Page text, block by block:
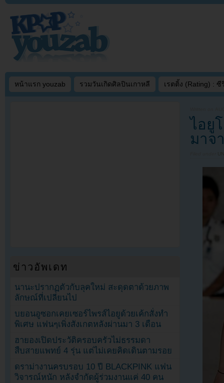
หน้าแรก youzab รวมวันเกิดศิลปินเกาหลี เรตติ้ง (Rating) : ซี
ไอยู
มาจ
ข่าวอัพเดท
นานะปรากฏตัวกับลุคใหม่ สะดุดตาด้วยภาพ
ลักษณ์ที่เปลี่ยนไป
บยอนอูซอกเคยเซอร์ไพรส์ไอยูด้วยเค้กสั่งทำ
พิเศษ แฟนๆเพิ่งสังเกตหลังผ่านมา 3 เดือน
ฮายองเปิดประวัติครอบครัวไม่ธรรมดา
สืบสายแพทย์ 4 รุ่น แต่ไม่เคยคิดเดินตามรอย
ดราม่างานครบรอบ 10 ปี BLACKPINK แฟน
วิจารณ์หนัก หลังจำกัดผู้ร่วมงานแค่ 40 คน